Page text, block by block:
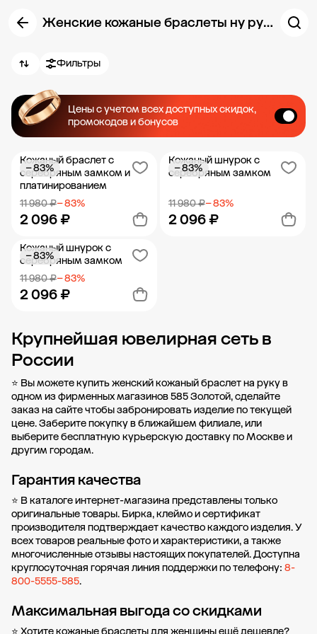
Женские кожаные браслеты ну руку
Фильтры
Цены с учетом всех доступных скидок,
промокодов и бонусов
Кожаный браслет с
серебряным замком и
платинированием
11 980 ₽− 83%
2 096 ₽
− 83%
Добавить в корзину
Кожаный шнурок с
серебряным замком
11 980 ₽− 83%
2 096 ₽
− 83%
Кожаный шнурок с
серебряным замком
11 980 ₽− 83%
2 096 ₽
− 83%
Добавить в корзину
Крупнейшая ювелирная сеть в
России
⭐ Вы можете купить женский кожаный браслет на руку в
одном из фирменных магазинов 585 Золотой, сделайте
заказ на сайте чтобы забронировать изделие по текущей
цене. Заберите покупку вближайшем филиале, или
выберите бесплатную курьерскую доставку по Москве и
другим городам.
Гарантия качества
⭐ В каталоге интернет-магазина представлены только
оригинальные товары. Бирка, клеймо и сертификат
производителя подтверждает качество каждого изделия. У
всех товаров реальные фото и характеристики, а также
многочисленные отзывы настоящих покупателей. Доступна
круглосуточная горячая линия поддержки по телефону: 8-
800-5555-585.
Максимальная выгода со скидками
⭐ Хотите кожаные браслеты для женщины ещё дешевле?